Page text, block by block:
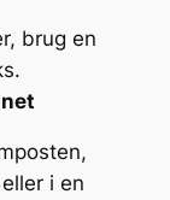
brug en
i en